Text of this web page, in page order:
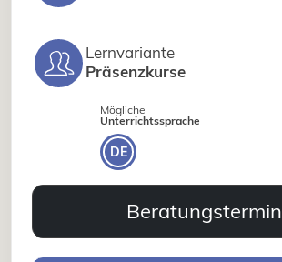
Lernvariante
Präsenzkurse
Mögliche
Unterrichtssprache
DE
Beratungstermin